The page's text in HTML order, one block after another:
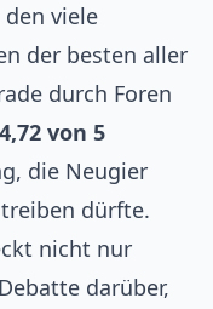
viele
der besten aller
durch Foren
4,72 von 5
die Neugier
dürfte.
nicht nur
darüber,